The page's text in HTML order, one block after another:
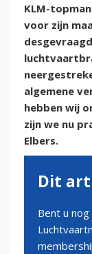
KLM-
voor zijn
algemene
hebben wij
zijn we nu
Elbers.
Dit
Bent u